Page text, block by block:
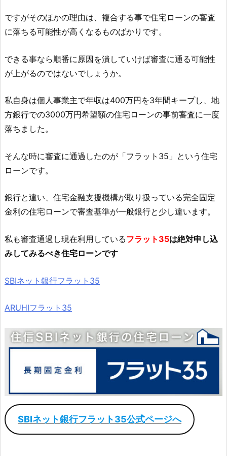
ですがそのほかの理由は、複合する事で住宅ローンの審査
に落ちる可能性が高くなるものばかりです。
できる事なら順番に原因を潰していけば審査に通る可能性
が上がるのではないでしょうか。
私自身は個人事業主で年収は400万円を3年間キープし、地
方銀行での3000万円希望額の住宅ローンの事前審査に一度
落ちました。
そんな時に審査に通過したのが「フラット35」という住宅
ローンです。
銀行と違い、住宅金融支援機構が取り扱っている完全固定
金利の住宅ローンで審査基準が一般銀行と少し違います。
私も審査通過し現在利用しているフラット35は絶対申し込
みしてみるべき住宅ローンです
SBIネット銀行フラット35
ARUHIフラット35
SBIネット銀行フラット35公式ページへ